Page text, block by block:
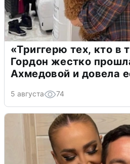
«Триггерю тех, кто в
Гордон жестко
Ахмедовой и довела
5 августа 74